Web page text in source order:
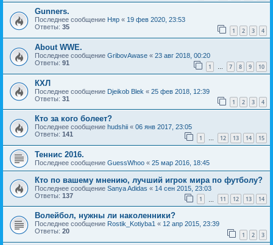
Gunners.
Последнее сообщение Няр « 19 фев 2020, 23:53
Ответы: 35 1 2 3 4
About WWE.
Последнее сообщение GribovAwase « 23 авг 2018, 00:20
Ответы: 91 1 … 7 8 9 10
КХЛ
Последнее сообщение Djeikob Blek « 25 фев 2018, 12:39
Ответы: 31 1 2 3 4
Кто за кого болеет?
Последнее сообщение hudshii « 06 янв 2017, 23:05
Ответы: 141 1 … 12 13 14 15
Теннис 2016.
Последнее сообщение GuessWhoo « 25 мар 2016, 18:45
Кто по вашему мнению, лучший игрок мира по футболу?
Последнее сообщение Sanya Adidas « 14 сен 2015, 23:03
Ответы: 137 1 11 12 13 14
Волейбол, нужны ли наколенники?
Последнее сообщение Rostik_Kotiyba1 « 12 апр 2015, 23:39
Ответы: 20 1 2 3